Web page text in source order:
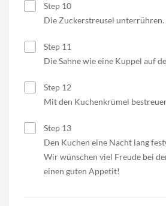
Step 10
Die Zuckerstreusel unterrühren.
Step 11
Die Sahne wie eine Kuppel auf
Step 12
Mit den Kuchenkrümel
Step 13
Den Kuchen eine Nacht lang
Wir wünschen viel Freude bei
einen guten Appetit!